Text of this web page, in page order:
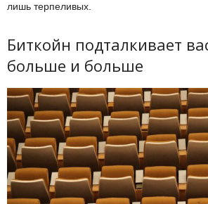
лишь терпеливых.
Биткойн подталкивает
больше и больше